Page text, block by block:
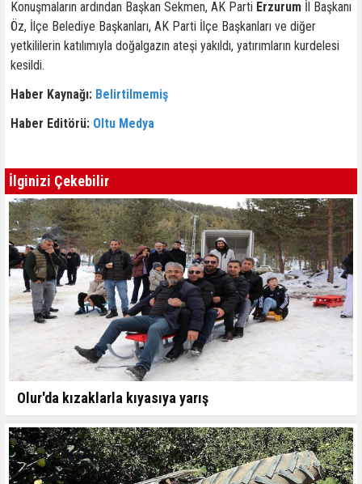
Konuşmaların ardından Başkan Sekmen, AK Parti Erzurum İl Başkanı
Öz, İlçe Belediye Başkanları, AK Parti İlçe Başkanları ve diğer
yetkililerin katılımıyla doğalgazın ateşi yakıldı, yatırımların kurdelesi
kesildi.
Haber Kaynağı: Belirtilmemiş
Haber Editörü: Oltu Medya
İlginizi Çekebilir
Olur'da kızaklarla kıyasıya yarış